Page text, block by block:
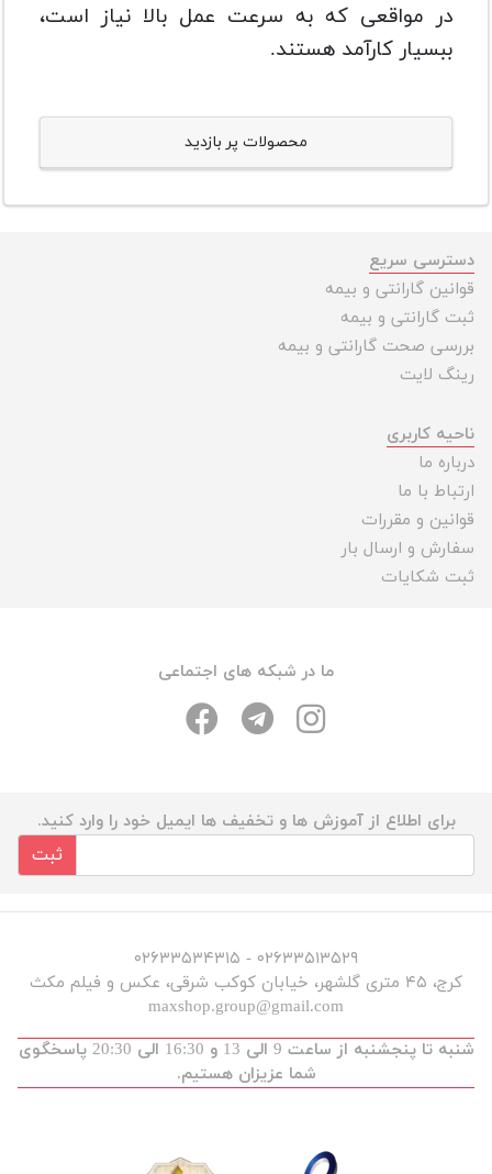
در مواقعی که به سرعت عمل بالا نیاز است،
ببسیار کارآمد هستند.
محصولات پر بازدید
دسترسی سریع
قوانین گارانتی و بیمه
ثبت گارانتی و بیمه
بررسی صحت گارانتی و بیمه
رینگ لایت
ناحیه کاربری
درباره ما
ارتباط با ما
قوانین و مقررات
سفارش و ارسال بار
ثبت شکایات
ما در شبکه های اجتماعی
برای اطلاع از آموزش ها و تخفیف ها ایمیل خود را وارد کنید.
ثبت
۰۲۶۳۳۵۱۳۵۲۹ - ۰۲۶۳۳۵۳۴۳۱۵
کرج، ۴۵ متری گلشهر، خیابان کوکب شرقی، عکس و فیلم مکث
maxshop.group@gmail.com
شنبه تا پنجشنبه از ساعت 9 الی 13 و 16:30 الی 20:30 پاسخگوی
شما عزیزان هستیم.